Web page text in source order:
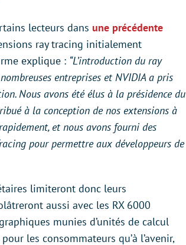
lecteurs dans une précédente
ray tracing initialement
explique : “L’introduction du ray
entreprises et NVIDIA a pris
Nous avons été élus à la présidence du
à la conception de nos extensions à
et nous avons fourni des
pour permettre aux développeurs de
limiteront donc leurs
aussi avec les RX 6000
munies d’unités de calcul
les consommateurs qu’à l’avenir,